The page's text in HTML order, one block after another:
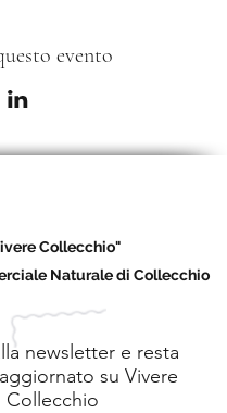
evento
Collecchio"
Naturale di Collecchio
newsletter e resta
su Vivere
Collecchio